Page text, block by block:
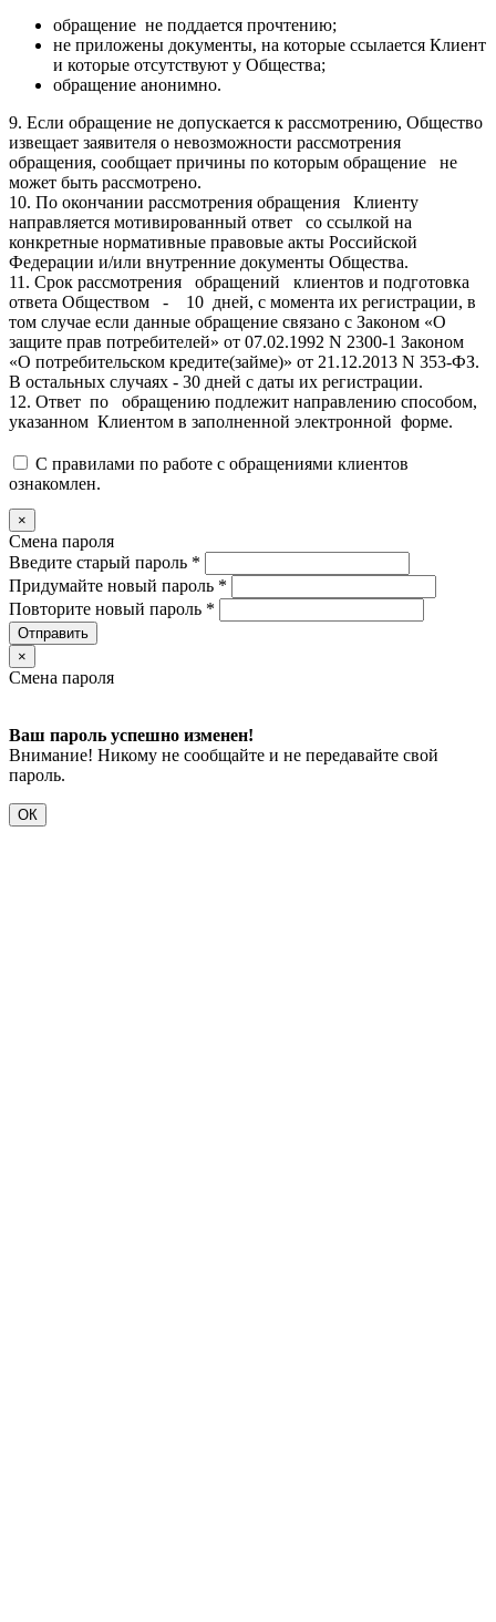
обращение не поддается прочтению;
не приложены документы, на которые ссылается Клиент
и которые отсутствуют у Общества;
обращение анонимно.
9. Если обращение не допускается к рассмотрению, Общество
извещает заявителя о невозможности рассмотрения
обращения, сообщает причины по которым обращение не
может быть рассмотрено.
10. По окончании рассмотрения обращения Клиенту
направляется мотивированный ответ со ссылкой на
конкретные нормативные правовые акты Российской
Федерации и/или внутренние документы Общества.
11. Срок рассмотрения обращений клиентов и подготовка
ответа Обществом - 10 дней, с момента их регистрации, в
том случае если данные обращение связано с Законом «О
защите прав потребителей» от 07.02.1992 N 2300-1 Законом
«О потребительском кредите(займе)» от 21.12.2013 N 353-ФЗ.
В остальных случаях - 30 дней с даты их регистрации.
12. Ответ по обращению подлежит направлению способом,
указанном Клиентом в заполненной электронной форме.
С правилами по работе с обращениями клиентов
ознакомлен.
×
Смена пароля
Введите старый пароль *
Придумайте новый пароль *
Повторите новый пароль *
Отправить
×
Смена пароля
Ваш пароль успешно изменен!
Внимание! Никому не сообщайте и не передавайте свой
пароль.
ОК